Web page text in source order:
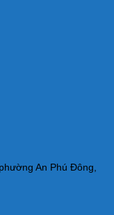
An Phú Đông,